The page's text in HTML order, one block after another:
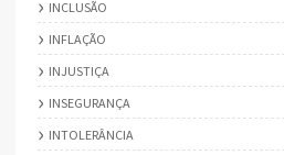
INCLUSÃO
INFLAÇÃO
INJUSTIÇA
INSEGURANÇA
INTOLERÂNCIA